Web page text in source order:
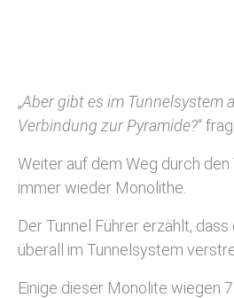
„Aber gibt es im Tunnelsystem
Verbindung zur Pyramide?“
Weiter auf dem Weg durch
immer wieder Monolithe.
Der Tunnel Führer erzählt,
überall im Tunnelsystem
Einige dieser Monolite wiegen